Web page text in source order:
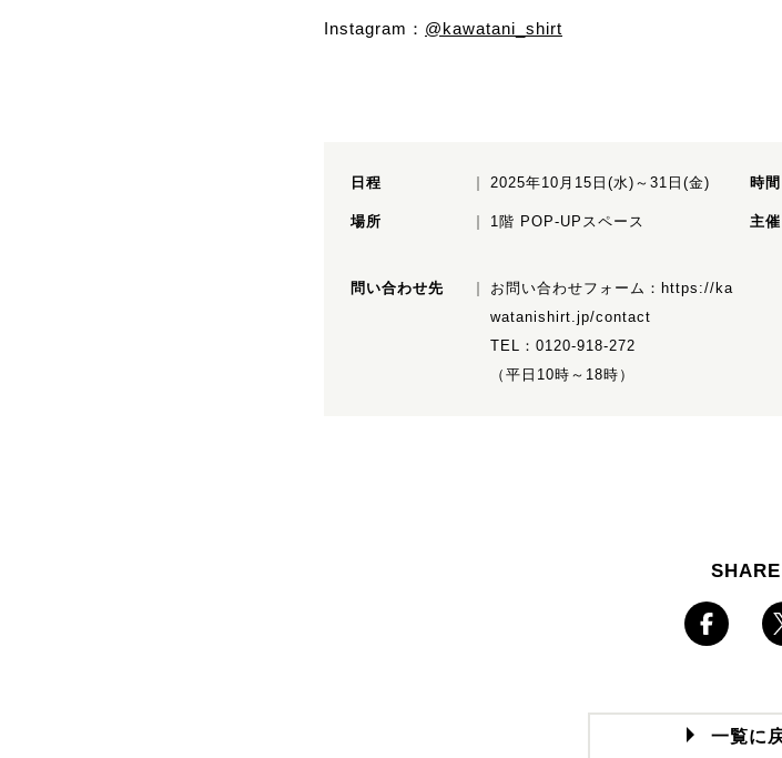
Instagram： @kawatani_shirt
日程 2025年10月15日(水)～31日(金) 時間
場所 1階 POP-UPスペース 主催
問い合わせ先 お問い合わせフォーム： https://ka
watanishirt.jp/contact
TEL： 0120-918-272
（平日10時～18時）
SHARE
一覧に